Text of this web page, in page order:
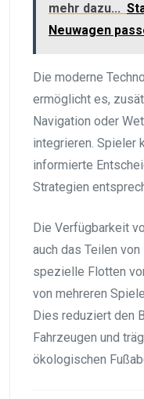
mehr dazu...
Neuwagen
Die moderne
ermöglicht es,
Navigation oder
integrieren. Spieler
informierte
Strategien
Die Verfügbarkeit
auch das Teilen
spezielle Flotten
von mehreren
Dies reduziert den
Fahrzeugen und
ökologischen